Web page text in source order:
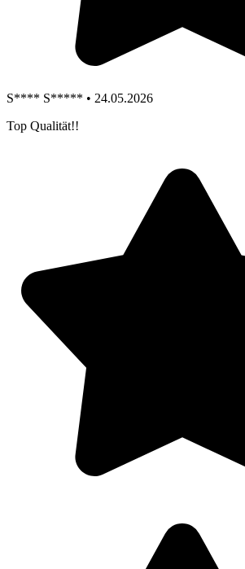
S**** S***** • 24.05.2026
Top Qualität!!